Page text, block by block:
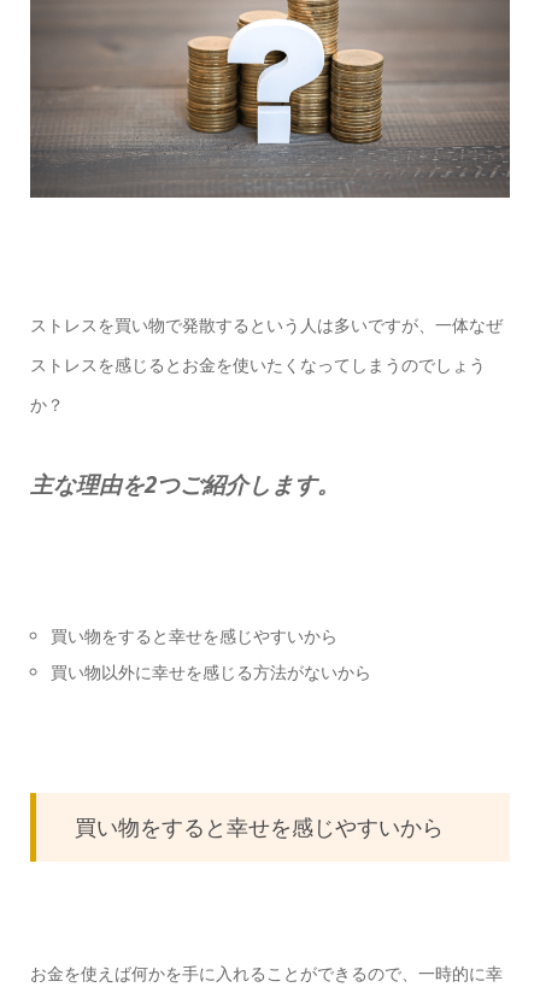
ストレスを買い物で発散するという人は多いですが、一体なぜ
ストレスを感じるとお金を使いたくなってしまうのでしょう
か？
主な理由を2つご紹介します。
買い物をすると幸せを感じやすいから
買い物以外に幸せを感じる方法がないから
買い物をすると幸せを感じやすいから
お金を使えば何かを手に入れることができるので、一時的に幸